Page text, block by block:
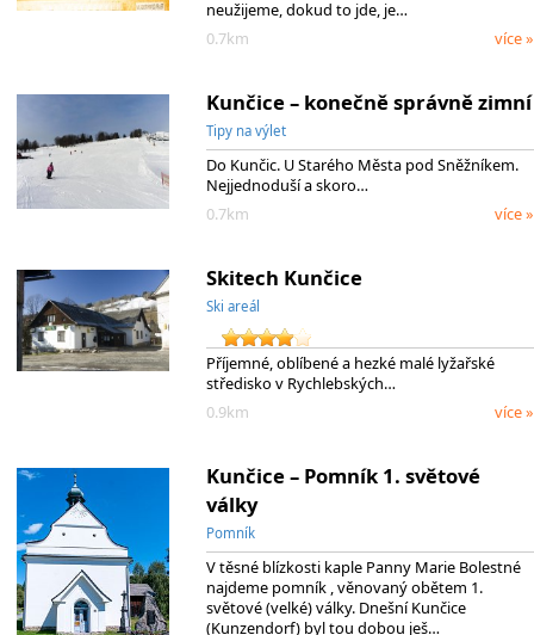
neužijeme, dokud to jde, je…
0.7km
více »
Kunčice – konečně správně zimní
Tipy na výlet
Do Kunčic. U Starého Města pod Sněžníkem.
Nejjednoduší a skoro…
0.7km
více »
Skitech Kunčice
Ski areál
Příjemné, oblíbené a hezké malé lyžařské
středisko v Rychlebských…
0.9km
více »
Kunčice – Pomník 1. světové
války
Pomník
V těsné blízkosti kaple Panny Marie Bolestné
najdeme pomník , věnovaný obětem 1.
světové (velké) války. Dnešní Kunčice
(Kunzendorf) byl tou dobou ješ…